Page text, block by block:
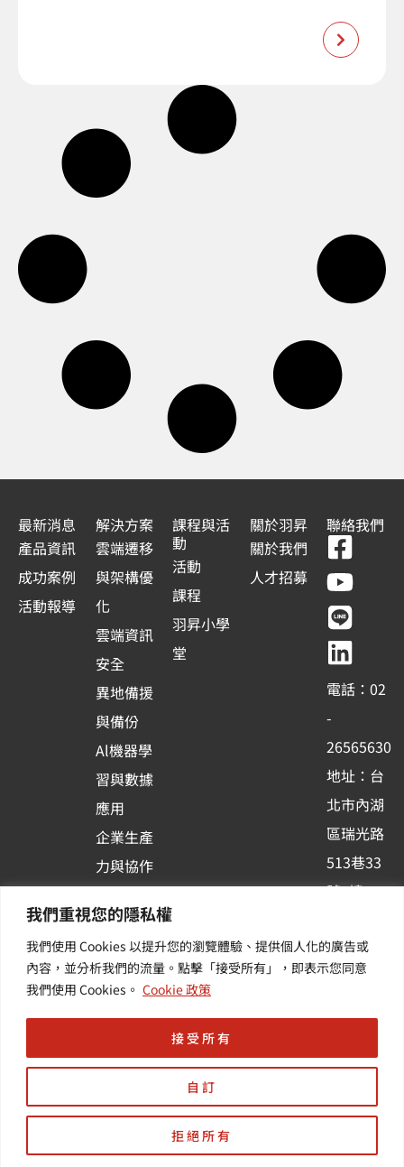
我們重視您的隱私權
我們使用 Cookies 以提升您的瀏覽體驗、提供個人化的廣告或
內容，並分析我們的流量。點擊「接受所有」，即表示您同意
我們使用 Cookies。 Cookie 政策
自訂
拒絕所有
接受所有
最新消息
產品資訊
成功案例
活動報導
解決方案
雲端遷移
與架構優
化
雲端資訊
安全
異地備援
與備份
Al機器學
習與數據
應用
企業生產
力與協作
台應用
其他／加
值服務
課程與活
動
活動
課程
羽昇小學
堂
關於羽昇
關於我們
人才招募
聯絡我們
F
a
c
e
b
o
o
k
-
s
q
u
a
r
Y
o
u
t
u
b
e
L
i
n
e
L
i
n
k
e
d
i
n
電話：02
-
26565630
地址：台
北市內湖
區瑞光路
513巷33
號6樓
新訊 | 提
供您最新
Copyright © 羽昇國際股份有限公司